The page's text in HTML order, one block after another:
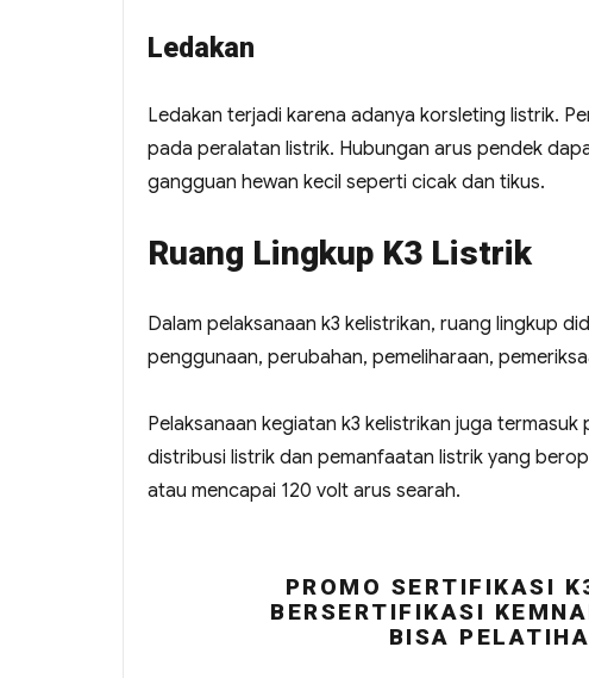
Ledakan
Ledakan terjadi karena adanya korsleting listrik.
pada peralatan listrik. Hubungan arus pendek
gangguan hewan kecil seperti cicak dan tikus.
Ruang Lingkup K3 Listrik
Dalam pelaksanaan k3 kelistrikan, ruang lingkup
penggunaan, perubahan, pemeliharaan,
Pelaksanaan kegiatan k3 kelistrikan juga
distribusi listrik dan pemanfaatan listrik yang
atau mencapai 120 volt arus searah.
PROMO SERTIFIKASI
BERSERTIFIKASI
BISA